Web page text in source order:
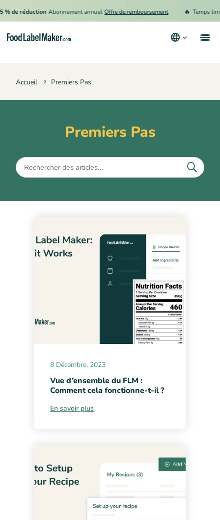
% de réduction Abonnement annuel Offre de remboursement 🔥 Temps
Accueil Premiers Pas
Premiers Pas
8 Décembre, 2023
Vue d’ensemble du FLM :
Comment cela fonctionne-t-il ?
En savoir plus
Engager un expert
Conditions générales d’utilisation